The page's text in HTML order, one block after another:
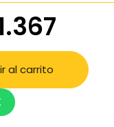
al carrito